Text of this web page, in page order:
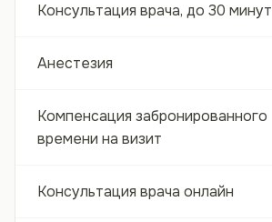
Консультация врача, до 30 минут
Анестезия
Компенсация забронированного
времени на визит
Консультация врача онлайн